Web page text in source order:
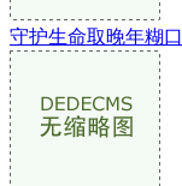
守护生命取晚年糊口